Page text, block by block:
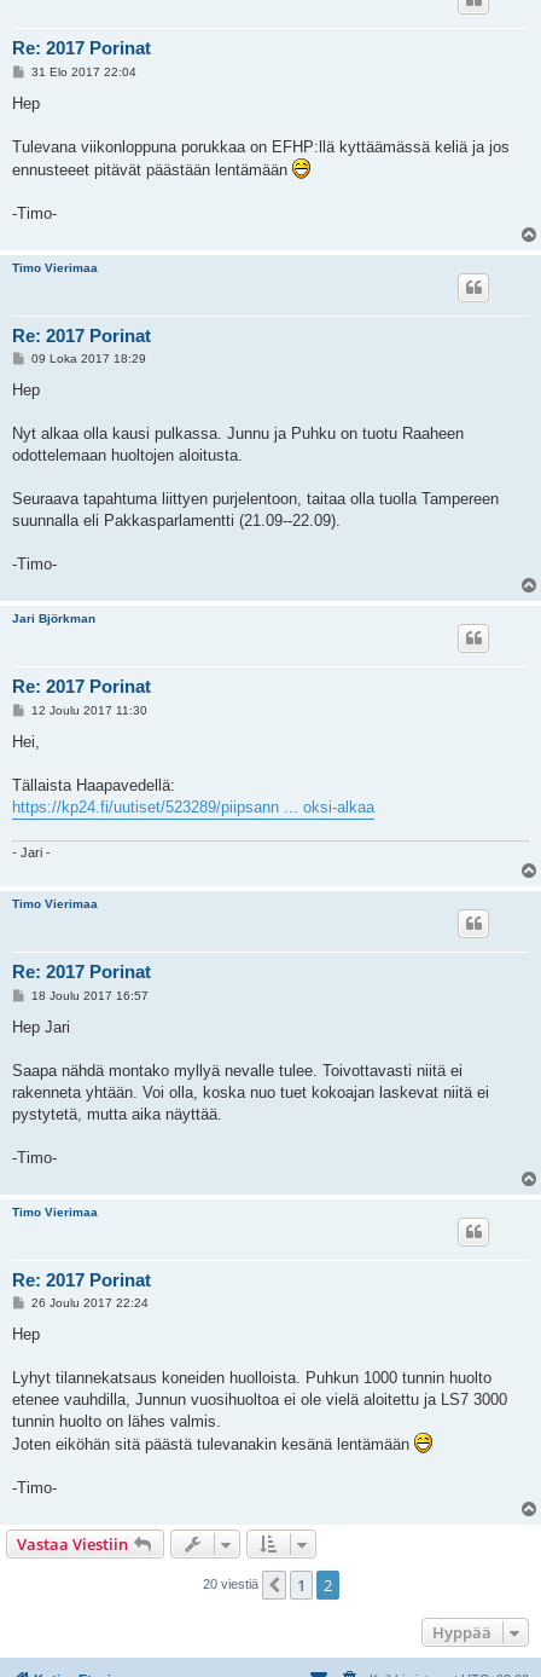
Re: 2017 Porinat
V
e
s
i
31 Elo 2017 22:04
Hep
Tulevana viikonloppuna porukkaa on EFHP:llä kyttäämässä keliä ja jos
ennusteeet pitävät päästään lentämään
-Timo-
Timo Vierimaa
Re: 2017 Porinat
V
e
s
i
09 Loka 2017 18:29
Hep
Nyt alkaa olla kausi pulkassa. Junnu ja Puhku on tuotu Raaheen
odottelemaan huoltojen aloitusta.
Seuraava tapahtuma liittyen purjelentoon, taitaa olla tuolla Tampereen
suunnalla eli Pakkasparlamentti (21.09--22.09).
-Timo-
Jari Björkman
Re: 2017 Porinat
V
e
i
12 Joulu 2017 11:30
Hei,
Tällaista Haapavedellä:
https://kp24.fi/uutiset/523289/piipsann ... oksi-alkaa
- Jari -
Timo Vierimaa
Re: 2017 Porinat
V
e
s
i
18 Joulu 2017 16:57
Hep Jari
Saapa nähdä montako myllyä nevalle tulee. Toivottavasti niitä ei
rakenneta yhtään. Voi olla, koska nuo tuet kokoajan laskevat niitä ei
pystytetä, mutta aika näyttää.
-Timo-
Timo Vierimaa
Re: 2017 Porinat
V
e
s
i
26 Joulu 2017 22:24
Hep
Lyhyt tilannekatsaus koneiden huolloista. Puhkun 1000 tunnin huolto
etenee vauhdilla, Junnun vuosihuoltoa ei ole vielä aloitettu ja LS7 3000
tunnin huolto on lähes valmis.
Joten eiköhän sitä päästä tulevanakin kesänä lentämään
-Timo-
Vastaa Viestiin
20 viestiä Edellinen
1 2
Hyppää